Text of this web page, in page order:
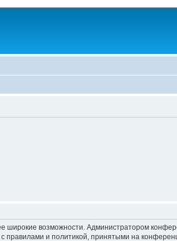
широкие возможности. Администратором
правилами и политикой, принятыми на